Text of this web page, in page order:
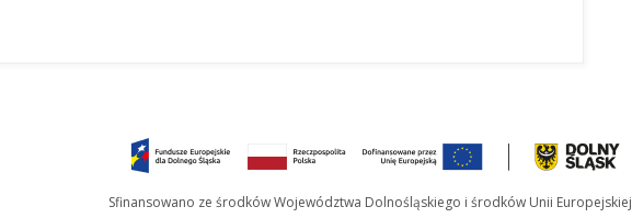
Sfinansowano ze środków Województwa Dolnośląskiego i środków Unii Europejskiej